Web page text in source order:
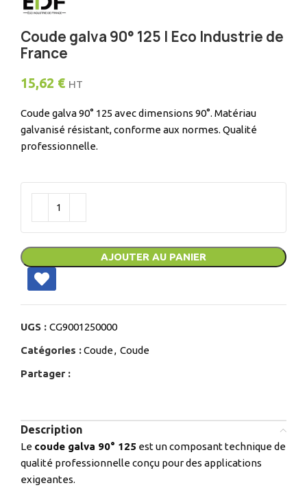
Coude galva 90° 125 | Eco Industrie de
France
15,62 € HT
Coude galva 90° 125 avec dimensions 90°. Matériau
galvanisé résistant, conforme aux normes. Qualité
professionnelle.
AJOUTER AU PANIER
UGS : CG9001250000
Catégories :Coude, Coude
Partager :
Description
Le coude galva 90° 125 est un composant technique de
qualité professionnelle conçu pour des applications
exigeantes.